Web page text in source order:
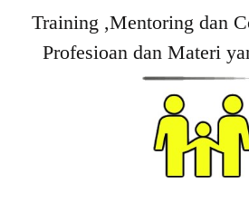
Training ,Mentoring dan
Profesioan dan Materi